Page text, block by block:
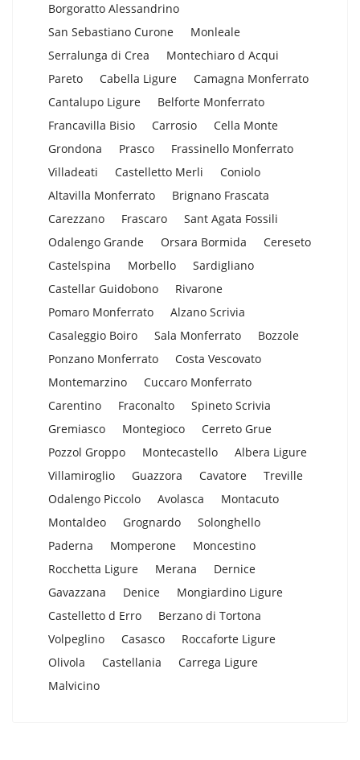
Borgoratto Alessandrino
San Sebastiano Curone
Monleale
Serralunga di Crea
Montechiaro d Acqui
Pareto
Cabella Ligure
Camagna Monferrato
Cantalupo Ligure
Belforte Monferrato
Francavilla Bisio
Carrosio
Cella Monte
Grondona
Prasco
Frassinello Monferrato
Villadeati
Castelletto Merli
Coniolo
Altavilla Monferrato
Brignano Frascata
Carezzano
Frascaro
Sant Agata Fossili
Odalengo Grande
Orsara Bormida
Cereseto
Castelspina
Morbello
Sardigliano
Castellar Guidobono
Rivarone
Pomaro Monferrato
Alzano Scrivia
Casaleggio Boiro
Sala Monferrato
Bozzole
Ponzano Monferrato
Costa Vescovato
Montemarzino
Cuccaro Monferrato
Carentino
Fraconalto
Spineto Scrivia
Gremiasco
Montegioco
Cerreto Grue
Pozzol Groppo
Montecastello
Albera Ligure
Villamiroglio
Guazzora Cavatore
Treville
Odalengo Piccolo
Avolasca
Montacuto
Montaldeo
Grognardo
Solonghello
Paderna
Momperone
Moncestino
Rocchetta Ligure
Merana
Dernice
Gavazzana
Denice
Mongiardino Ligure
Castelletto d Erro
Berzano di Tortona
Volpeglino
Casasco
Roccaforte Ligure
Olivola
Castellania
Carrega Ligure
Malvicino